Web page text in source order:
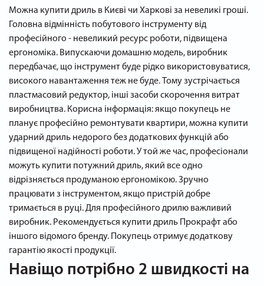
Можна купити дриль в Києві чи Харкові за невеликі гроші.
Головна відмінність побутового інструменту від
професійного - невеликий ресурс роботи, підвищена
ергономіка. Випускаючи домашню модель, виробник
передбачає, що інструмент буде рідко використовуватися,
високого навантаження теж не буде. Тому зустрічається
пластмасовий редуктор, інші засоби скорочення витрат
виробництва. Корисна інформація: якщо покупець не
планує професійно ремонтувати квартири, можна купити
ударний дриль недорого без додаткових функцій або
підвищеної надійності роботи. У той же час, професіонали
можуть купити потужний дриль, який все одно
відрізняється продуманою ергономікою. Зручно
працювати з інструментом, якщо пристрій добре
тримається в руці. Для професійного дрилю важливий
виробник. Рекомендується купити дриль Прокрафт або
іншого відомого бренду. Покупець отримує додаткову
гарантію якості продукції.
Навіщо потрібно 2 швидкості на